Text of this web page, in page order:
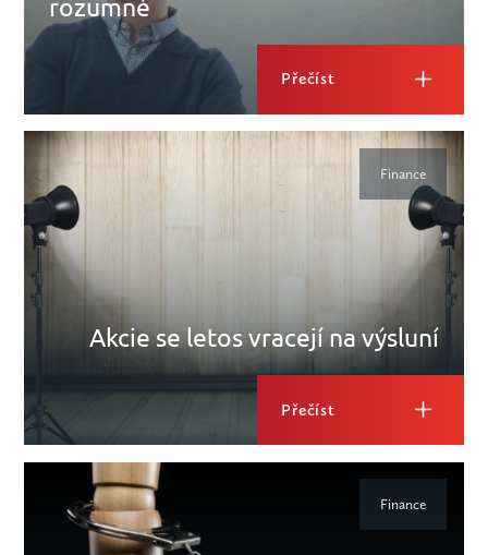
Přečíst
Akcie se letos vracejí na výsluní
Přečíst
Finance
Finance